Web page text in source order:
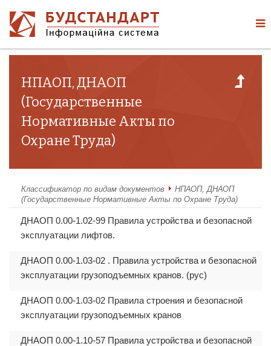
НПАОП, ДНАОП
(Государственные
Нормативные Акты по
Охране Труда)
Классификатор по видам документов
НПАОП, ДНАОП
(Государственные Нормативные Акты по Охране Труда)
ДНАОП 0.00-1.02-99 Правила устройства и безопасной
эксплуатации лифтов.
ДНАОП 0.00-1.03-02 . Правила устройства и безопасной
эксплуатации грузоподъемных кранов. (рус)
ДНАОП 0.00-1.03-02 Правила строения и безопасной
эксплуатации грузоподъемных кранов
ДНАОП 0.00-1.10-57 Правила устройства и безопасной